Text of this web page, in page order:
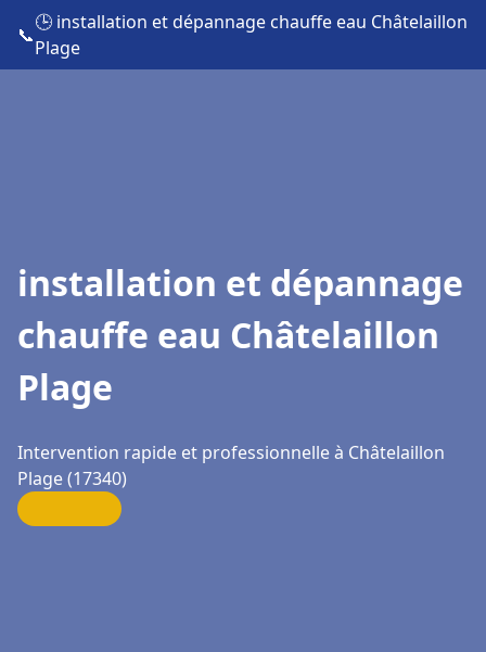
📞
🕒 installation et dépannage chauffe eau Châtelaillon
Plage
installation et dépannage
chauffe eau Châtelaillon
Plage
Intervention rapide et professionnelle à Châtelaillon
Plage (17340)